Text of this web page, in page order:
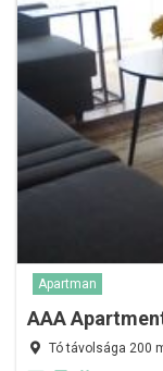
Apartman
AAA
Tó távolsága 200